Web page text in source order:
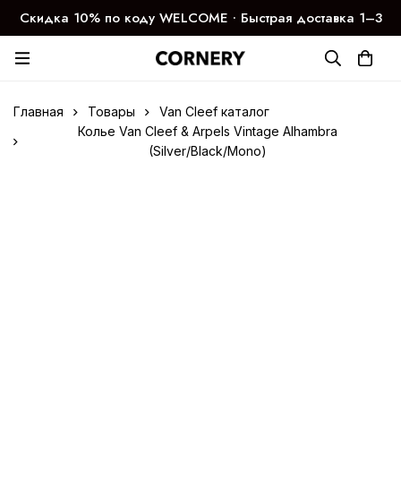
Скидка 10% по коду WELCOME ∙ Быстрая доставка 1–3
дня
Главная Товары
Van Cleef каталог
Колье Van Cleef & Arpels Vintage Alhambra
(Silver/Black/Mono)